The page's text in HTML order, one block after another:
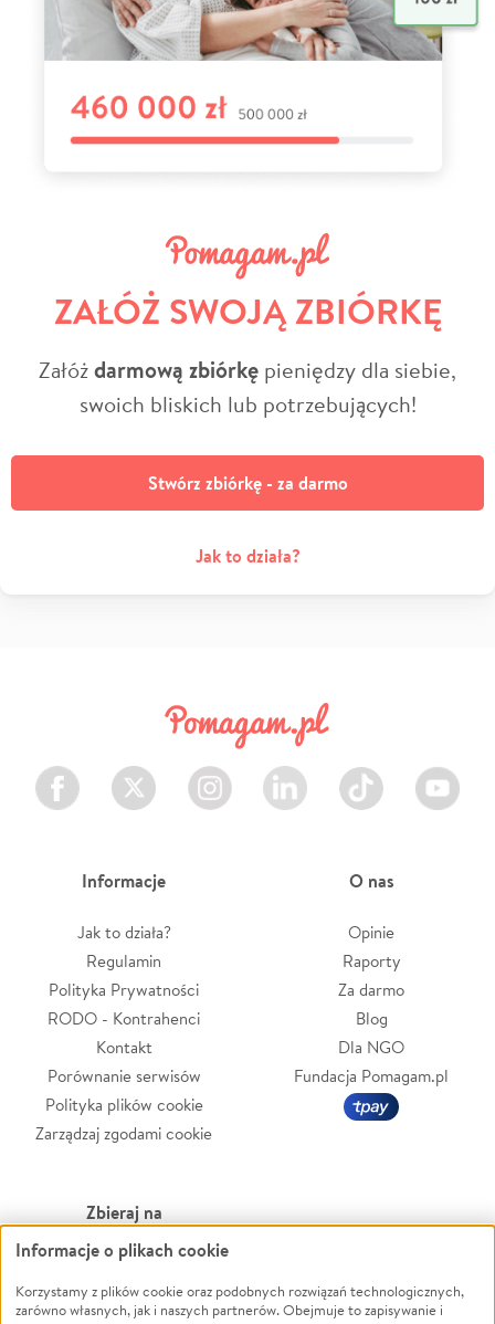
ZAŁÓŻ SWOJĄ ZBIÓRKĘ
Załóżdarmową zbiórkę pieniędzy dla siebie,
swoich bliskich lub potrzebujących!
Stwórz zbiórkę - za darmo
Jak to działa?
Facebook Twitter Instagram LinkedIn TikTok Youtube
Informacje
Jak to działa?
Regulamin
Polityka Prywatności
RODO - Kontrahenci
Kontakt
Porównanie serwisów
Polityka plików cookie
Zarządzaj zgodami cookie
O nas
Opinie
Raporty
Za darmo
Blog
Dla NGO
Fundacja Pomagam.pl
Zbieraj na
Leczenie
Zwierzęta
Powódź
Informacje o plikach cookie
Korzystamy z plików cookie oraz podobnych rozwiązań technologicznych,
zarówno własnych, jak i naszych partnerów. Obejmuje to zapisywanie i